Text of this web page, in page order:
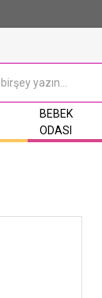
BEBEK
ODASI